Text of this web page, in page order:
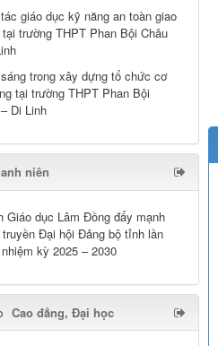
giáo dục kỹ năng an toàn giao
trường THPT Phan Bội Châu
trong xây dựng tổ chức cơ
tại trường THPT Phan Bội
Di Linh
niên
Giáo dục Lâm Đồng đẩy mạnh
Đại hội Đảng bộ tỉnh lần
kỳ 2025 – 2030
Cao đẳng, Đại học